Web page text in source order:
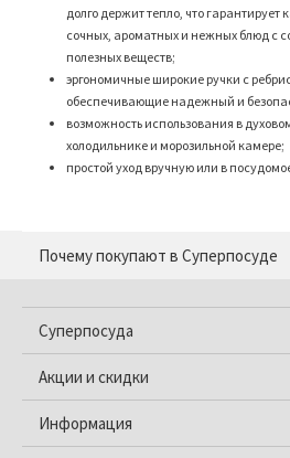
долго держит тепло, что гарантирует
сочных, ароматных и нежных блюд с
полезных веществ;
эргономичные широкие ручки с
обеспечивающие надежный и
возможность использования в
холодильнике и морозильной камере;
простой уход вручную или в
Почему покупают в Суперпосуде
Суперпосуда
Акции и скидки
Информация